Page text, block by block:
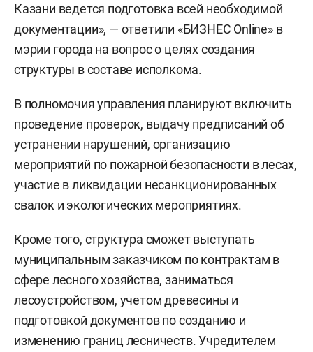
Казани ведется подготовка всей необходимой
документации», — ответили «БИЗНЕС Online» в
мэрии города на вопрос о целях создания
структуры в составе исполкома.
В полномочия управления планируют включить
проведение проверок, выдачу предписаний об
устранении нарушений, организацию
мероприятий по пожарной безопасности в лесах,
участие в ликвидации несанкционированных
свалок и экологических мероприятиях.
Кроме того, структура сможет выступать
муниципальным заказчиком по контрактам в
сфере лесного хозяйства, заниматься
лесоустройством, учетом древесины и
подготовкой документов по созданию и
изменению границ лесничеств. Учредителем